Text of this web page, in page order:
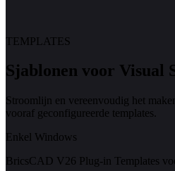
TEMPLATES
Sjablonen voor Visual
Stroomlijn en vereenvoudig het
vooraf geconfigureerde templates.
Enkel Windows
BricsCAD V26 Plug-in Templates